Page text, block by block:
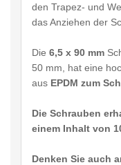
den Trapez- und
das Anziehen der
Die 6,5 x 90 mm
50 mm, hat eine
aus EPDM zum
Die Schrauben
einem Inhalt von
Denken Sie auch